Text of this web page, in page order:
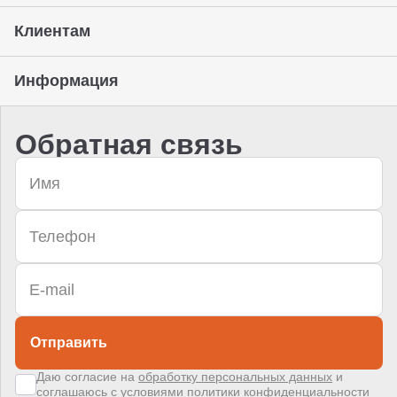
Клиентам
Информация
Обратная связь
Отправить
Даю согласие на обработку персональных данных и
соглашаюсь с условиями политики конфиденциальности